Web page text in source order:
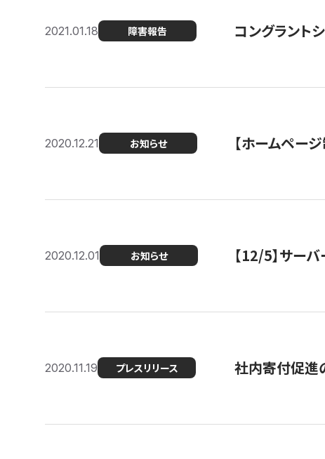
2021.01.18 障害報告 コングラント
2020.12.21 お知らせ 【ホームペー
2020.12.01 お知らせ 【12/5】サー
2020.11.19 プレスリリース 社内寄付促進